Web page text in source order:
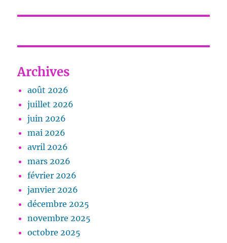
Archives
août 2026
juillet 2026
juin 2026
mai 2026
avril 2026
mars 2026
février 2026
janvier 2026
décembre 2025
novembre 2025
octobre 2025